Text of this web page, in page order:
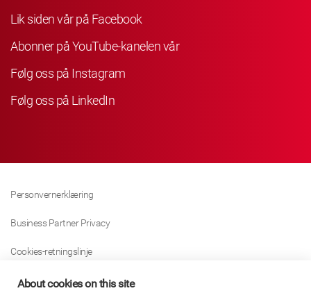
Lik siden vår på Facebook
Abonner på YouTube-kanelen vår
Følg oss på Instagram
Følg oss på LinkedIn
Personvernerklæring
Business Partner Privacy
Cookies-retningslinje
Modern Slavery Act Policy
About cookies on this site